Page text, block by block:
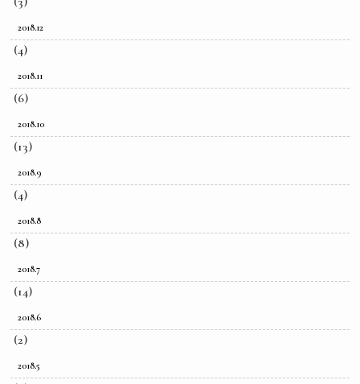
2018.12
(4)
2018.11
(6)
2018.10
(13)
2018.9
(4)
2018.8
(8)
2018.7
(14)
2018.6
(2)
2018.5